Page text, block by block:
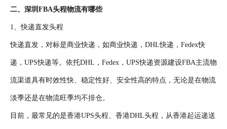
二、深圳FBA头程物流有哪些
1、快递直发头程
快递直发，对标是商业快递，如商业快递，DHL快递，Fedex快
递，UPS快递等。依托DHL，Fedex，UPS快递资源建设FBA主流物
流渠道具有时效性快、稳定性好、安全性高的特点，无论是在物流
淡季还是在物流旺季均不排仓。
目前，最常见的是香港UPS头程、香港DHL头程，从香港起运递送